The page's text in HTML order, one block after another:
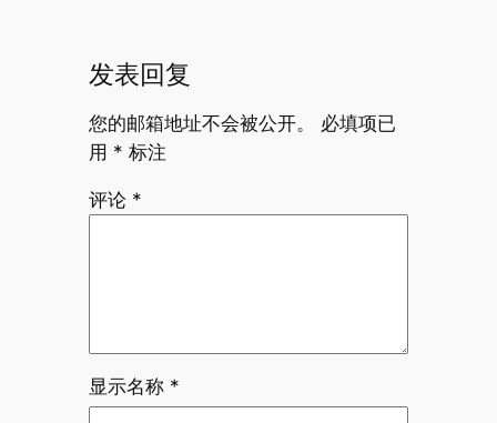
发表回复
您的邮箱地址不会被公开。
必填项已
用 * 标注
评论 *
显示名称 *